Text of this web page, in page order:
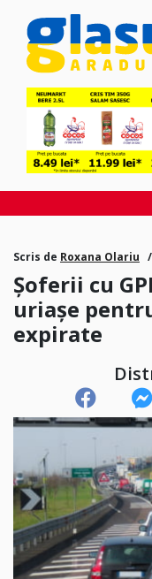
Scris de Roxana Olariu
Șoferii cu
uriașe
expirate